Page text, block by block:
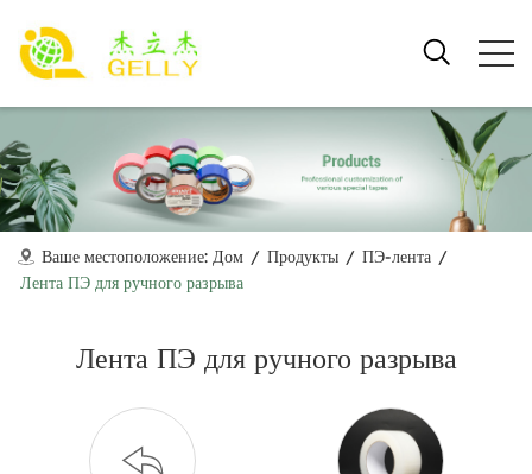
Ваше местоположение: Дом / Продукты / ПЭ-лента /
Лента ПЭ для ручного разрыва
Лента ПЭ для ручного разрыва